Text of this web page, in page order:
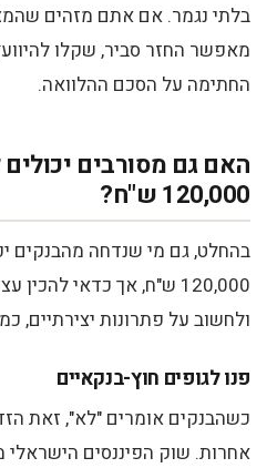
בלתי נגמר. אם אתם מזהים
מאפשר החזר סביר, שקלו
החתימה על הסכם ההלוואה.
האם גם מסורבים
120,000 ש"ח?
בהחלט, גם מי שנדחה מהבנקים
120,000 ש"ח, אך כדאי
ולחשוב על פתרונות יצירתיים,
פנו לגופים חוץ-בנקאיים
כשהבנקים אומרים "לא", זאת
אחרות. שוק הפיננסים